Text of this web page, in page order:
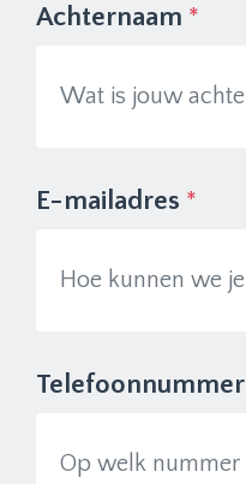
Achternaam *
E-mailadres *
Telefoonnummer